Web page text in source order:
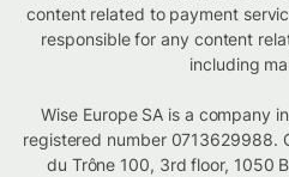
content related to payment
responsible for any content
including
Wise Europe SA is a company
registered number 0713629988.
du Trône 100, 3rd floor, 1050